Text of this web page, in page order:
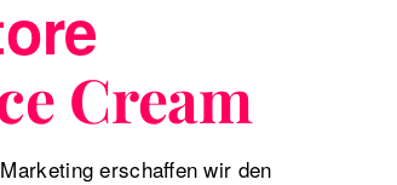
Cream
erschaffen wir den